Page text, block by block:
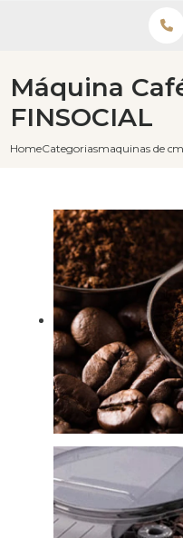
HomeCategoriasmaquinas de
Máquina
FINSOCIAL